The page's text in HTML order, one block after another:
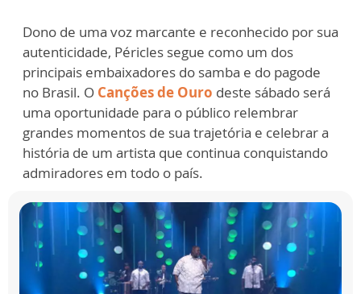
Dono de uma voz marcante e reconhecido por sua
autenticidade, Péricles segue como um dos
principais embaixadores do samba e do pagode
no Brasil. O Canções de Ouro deste sábado será
uma oportunidade para o público relembrar
grandes momentos de sua trajetória e celebrar a
história de um artista que continua conquistando
admiradores em todo o país.